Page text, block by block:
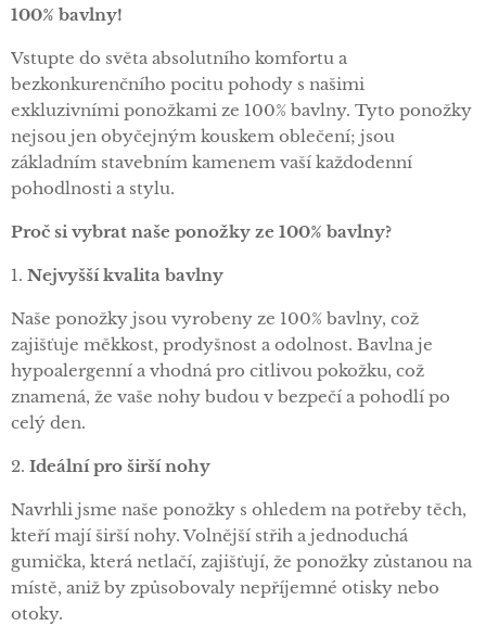
100% bavlny!
Vstupte do světa absolutního komfortu a
bezkonkurenčního pocitu pohody s našimi
exkluzivními ponožkami ze 100% bavlny. Tyto ponožky
nejsou jen obyčejným kouskem oblečení; jsou
základním stavebním kamenem vaší každodenní
pohodlnosti a stylu.
Proč si vybrat naše ponožky ze 100% bavlny?
1. Nejvyšší kvalita bavlny
Naše ponožky jsou vyrobeny ze 100% bavlny, což
zajišťuje měkkost, prodyšnost a odolnost. Bavlna je
hypoalergenní a vhodná pro citlivou pokožku, což
znamená, že vaše nohy budou v bezpečí a pohodlí po
celý den.
2. Ideální pro širší nohy
Navrhli jsme naše ponožky s ohledem na potřeby těch,
kteří mají širší nohy. Volnější střih a jednoduchá
gumička, která netlačí, zajišťují, že ponožky zůstanou na
místě, aniž by způsobovaly nepříjemné otisky nebo
otoky.